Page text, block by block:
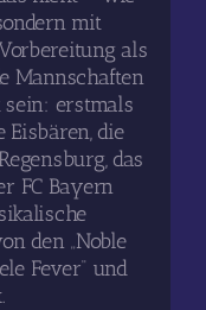
mit
als
Mannschaften
erstmals
Eisbären, die
das
FC Bayern
den „Noble
Fever“ und